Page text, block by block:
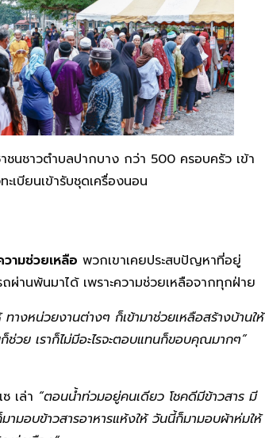
าชนชาวตำบลปากบาง กว่า 500 ครอบครัว เข้า
ะเบียนเข้ารับชุดเครื่องนอน
ามช่วยเหลือ พวกเขาเคยประสบปัญหาที่อยู่
านพ้นมาได้ เพราะความช่วยเหลือจากทุกฝ่าย
างหน่วยงานต่างๆ ก็เข้ามาช่วยเหลือสร้างบ้านให้
วย เราก็ไม่มีอะไรจะตอบแทนก็ขอบคุณมากๆ”
เล่า “ตอนน้ำท่วมอยู่คนเดียว โชคดีมีข้าวสาร มี
มอบข้าวสารอาหารแห้งให้ วันนี้ก็มามอบผ้าห่มให้